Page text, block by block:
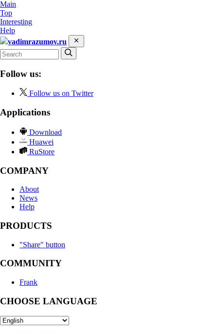
Main
Top
Interesting
Help
vadimrazumov.ru
Follow us:
Follow us on Twitter
Applications
Download
Huawei
RuStore
COMPANY
About
News
Help
PRODUCTS
"Share" button
COMMUNITY
Frank
CHOOSE LANGUAGE